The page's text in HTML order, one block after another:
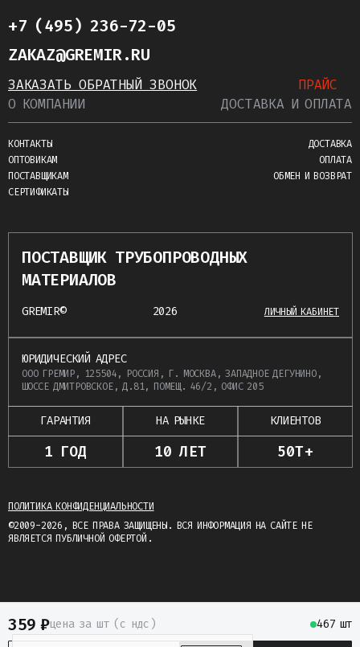
359 ₽цена за шт (c ндс) 467 шт
+7 (495) 236-72-05
ZAKAZ@GREMIR.RU
ЗАКАЗАТЬ ОБРАТНЫЙ ЗВОНОК
ПРАЙС
О КОМПАНИИ
КОНТАКТЫ
ОПТОВИКАМ
ПОСТАВЩИКАМ
СЕРТИФИКАТЫ
ДОСТАВКА И ОПЛАТА
ДОСТАВКА
ОПЛАТА
ОБМЕН И ВОЗВРАТ
ПОСТАВЩИК ТРУБОПРОВОДНЫХ
МАТЕРИАЛОВ
GREMIR© 2026 ЛИЧНЫЙ КАБИНЕТ
ЮРИДИЧЕСКИЙ АДРЕС
ООО ГРЕМИР, 125504, РОССИЯ, Г. МОСКВА, ЗАПАДНОЕ ДЕГУНИНО,
ШОССЕ ДМИТРОВСКОЕ, Д.81, ПОМЕЩ. 46/2, ОФИС 205
ГАРАНТИЯ
1 ГОД
НА РЫНКЕ
10 ЛЕТ
КЛИЕНТОВ
50Т+
©2009-2026, ВСЕ ПРАВА ЗАЩИЩЕНЫ. ВСЯ ИНФОРМАЦИЯ НА САЙТЕ НЕ
ЯВЛЯЕТСЯ ПУБЛИЧНОЙ ОФЕРТОЙ.
ПОЛИТИКА КОНФИДЕНЦИАЛЬНОСТИ